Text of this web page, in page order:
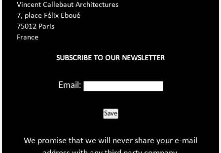
Vincent Callebaut Architectures
7, place Félix Eboué
75012 Paris
France
SUBSCRIBE TO OUR NEWSLETTER
Email:
Save
We promise that we will never share your e-mail